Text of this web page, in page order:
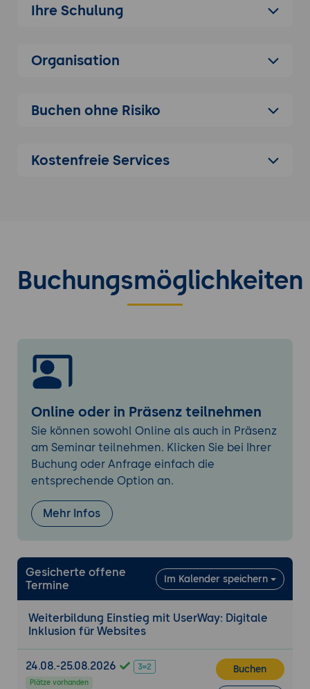
zwischen freiwilliger Optimierung und
Überblick über UserWay und das
Produktportfolio
technische Plattform für Web-
Monitoring, Scans und Compliance-
bestehende Webpräsenzen. Erklärung der
clientseitigen Funktionsweise ohne
und Screenreader-Unterstützung.
Automatisierte Barrierefreiheitsanalyse und
Monitoring
Funktionsweise der automatisierten Scans
zur Erkennung von Barrieren.
Interpretation von Analyseergebnissen
und Berichten. Grenzen automatisierter
manuellen Tests und redaktioneller
Qualitätssicherung.
Unterstützung von WCAG-Konformität und
Compliance-Prozessen
Wie UserWay Unternehmen bei der
unterstützt. Dokumentation, Nachweise
Lösung im Spannungsfeld zwischen
technischer Unterstützung und
Ihre Schulung
Organisation
Buchen ohne Risiko
Kostenfreie Services
Buchungsmöglichkeiten
Online oder in Präsenz teilnehmen
Sie können sowohl Online als auch in Präsenz
am Seminar teilnehmen. Klicken Sie bei Ihrer
Buchung oder Anfrage einfach die
entsprechende Option an.
Mehr Infos
Gesicherte offene
Termine
Im Kalender speichern
Weiterbildung Einstieg mit UserWay: Digitale
Inklusion für Websites
24.08.-25.08.2026
Plätze vorhanden
Buchen